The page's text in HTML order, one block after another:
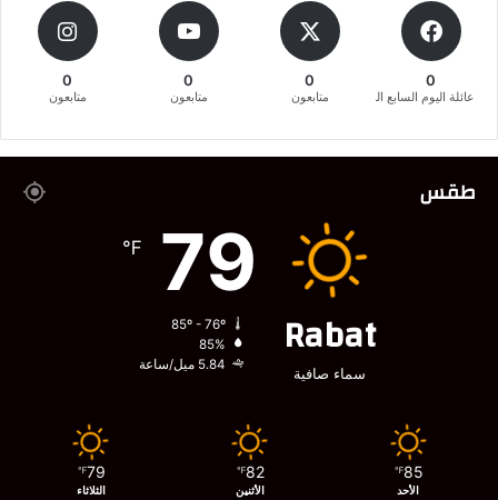
0
عائلة اليوم السابع المغربية
0
متابعون
0
متابعون
0
متابعون
طقس
Rabat
سماء صافية
79
℉
85%
5.84 ميل/ساعة
85
℉
الأحد
82
℉
الأثنين
79
℉
الثلاثاء